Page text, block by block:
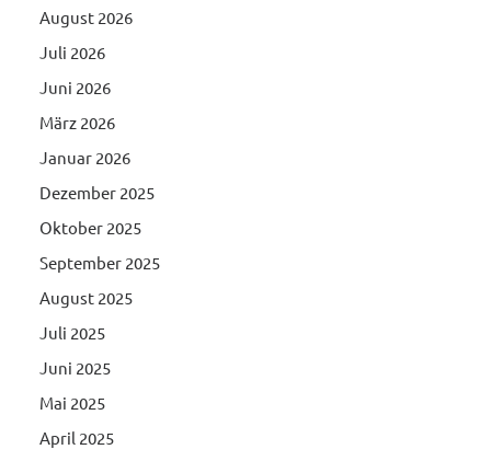
August 2026
Juli 2026
Juni 2026
März 2026
Januar 2026
Dezember 2025
Oktober 2025
September 2025
August 2025
Juli 2025
Juni 2025
Mai 2025
April 2025